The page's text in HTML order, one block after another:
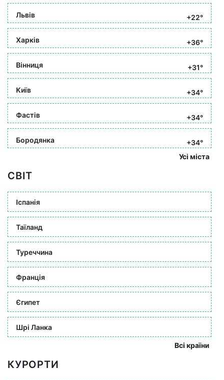
Львів +22°
Харків +36°
Вінниця +31°
Київ +34°
Фастів +34°
Бородянка
+34°
Усі міста
СВІТ
Іспанія
Таїланд
Туреччина
Франція
Єгипет
Шрі Ланка
Всі країни
КУРОРТИ